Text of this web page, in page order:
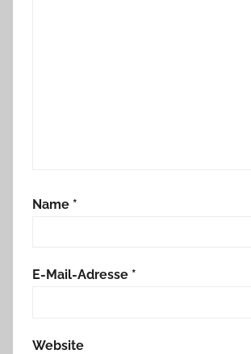
Name *
E-Mail-Adresse *
Website